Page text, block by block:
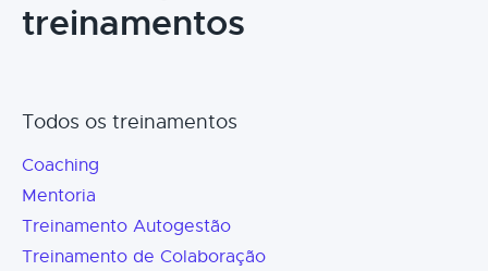
treinamentos
Todos os treinamentos
Coaching
Mentoria
Treinamento Autogestão
Treinamento de Colaboração